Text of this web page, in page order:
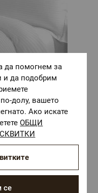
да помогнем за
и да подобрим
долу, вашето
Ако искате
ОБЩИ
се